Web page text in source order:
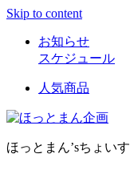
Skip to content
お知らせ
スケジュール
人気商品
ほっとまん’sちょいす